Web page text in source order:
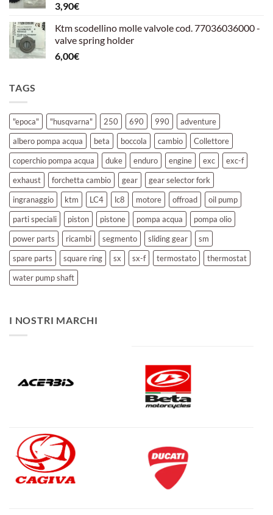
3,90€
Ktm scodellino molle valvole cod. 77036036000 -
valve spring holder
6,00€
TAGS
"epoca" "husqvarna" 250 690 990
adventure
albero pompa acqua
beta boccola cambio
Collettore
coperchio pompa acqua
duke enduro engine exc
exc-f
exhaust
forchetta cambio gear
gear selector fork
ingranaggio
ktm LC4 lc8 motore offroad
oil pump
parti speciali
piston pistone pompa acqua
pompa olio
power parts
ricambi segmento sliding gear
sm
spare parts
square ring sx sx-f termostato
thermostat
water pump shaft
I NOSTRI MARCHI